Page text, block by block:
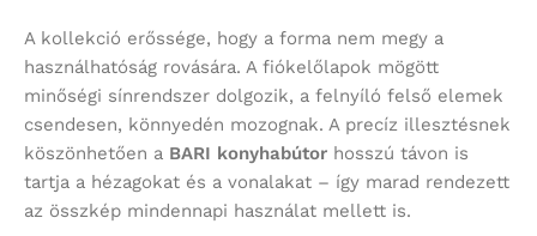
A kollekció erőssége, hogy a forma nem megy a
használhatóság rovására. A fiókelőlapok mögött
minőségi sínrendszer dolgozik, a felnyíló felső elemek
csendesen, könnyedén mozognak. A precíz illesztésnek
köszönhetően a BARI konyhabútor hosszú távon is
tartja a hézagokat és a vonalakat – így marad rendezett
az összkép mindennapi használat mellett is.